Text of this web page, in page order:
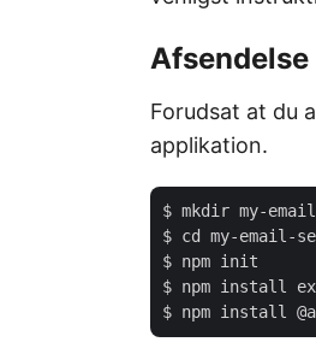
Forudsat at du
applikation.
$ mkdir my-
$ cd my-email-
$ npm init
$ npm install